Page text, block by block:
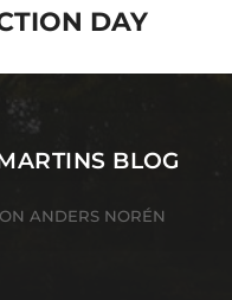
DAY
BLOG
ANDERS NORÉN